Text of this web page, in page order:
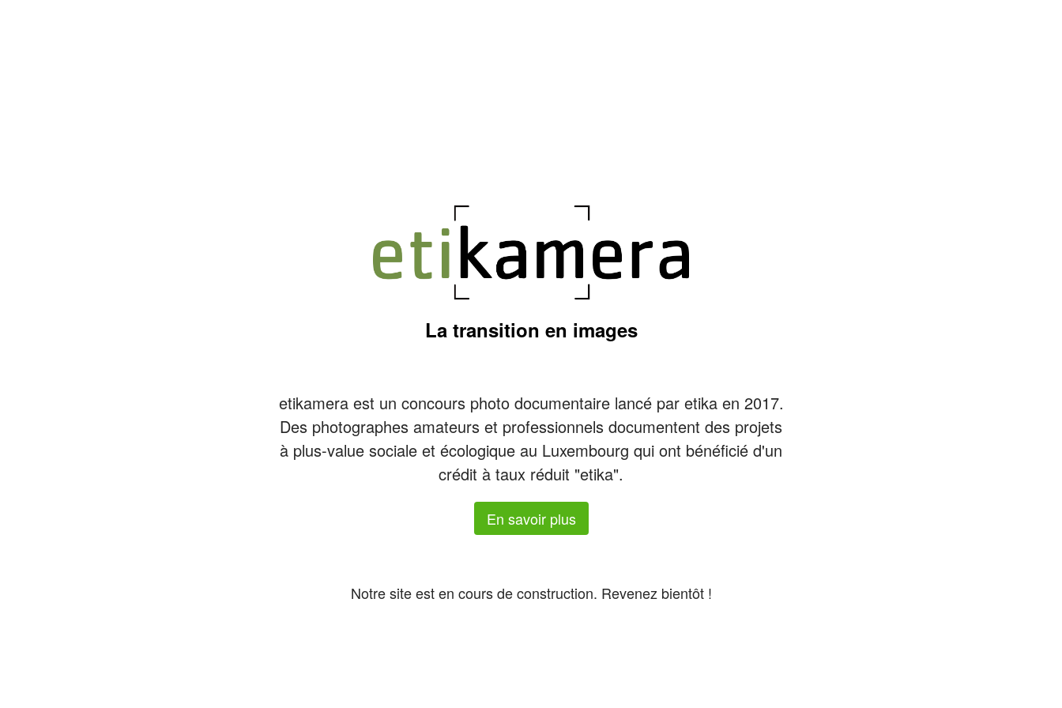
La transition en images
etikamera est un concours photo documentaire lancé par etika en 2017.
Des photographes amateurs et professionnels documentent des projets
à plus-value sociale et écologique au Luxembourg qui ont bénéficié d'un
crédit à taux réduit "etika".
En savoir plus
Notre site est en cours de construction. Revenez bientôt !